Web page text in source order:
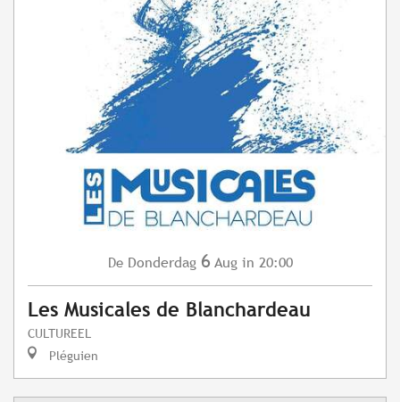
De Donderdag 6 Aug in 20:00
Les Musicales de Blanchardeau
CULTUREEL
Pléguien